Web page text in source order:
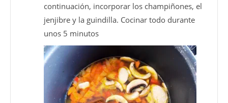
continuación, incorporar los champiñones, el
jenjibre y la guindilla. Cocinar todo durante
unos 5 minutos